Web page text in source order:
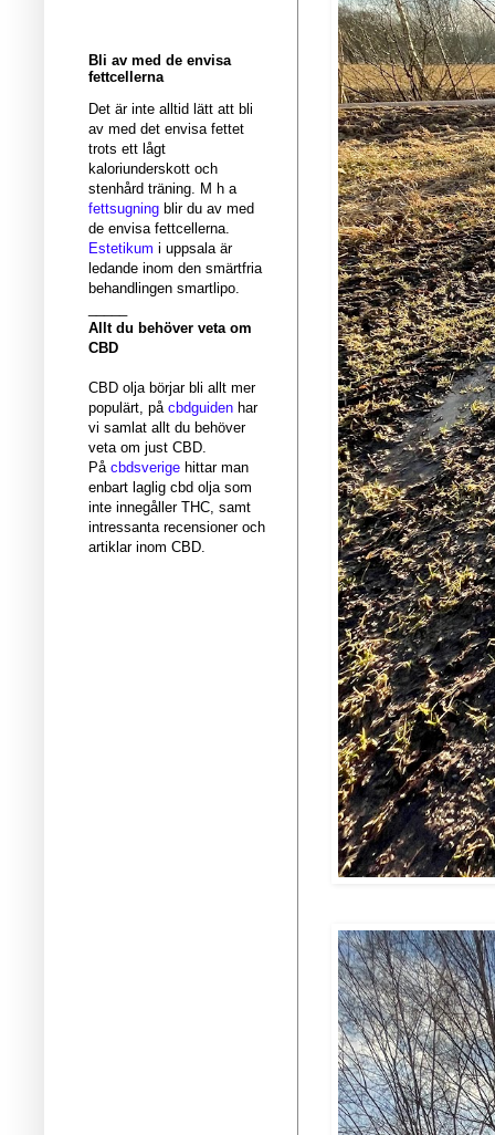
Bli av med de envisa
fettcellerna
Det är inte alltid lätt att bli
av med det envisa fettet
trots ett lågt
kaloriunderskott och
stenhård träning. M h a
fettsugning blir du av med
de envisa fettcellerna.
Estetikum i uppsala är
ledande inom den smärtfria
behandlingen smartlipo.
Allt du behöver veta om
CBD
CBD olja börjar bli allt mer
populärt, påcbdguiden har
vi samlat allt du behöver
veta om just CBD.
På cbdsverige hittar man
enbart laglig cbd olja som
inte innegåller THC, samt
intressanta recensioner och
artiklar inom CBD.